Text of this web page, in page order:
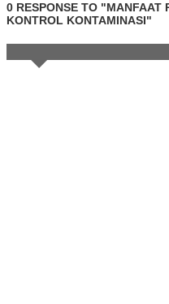
0 RESPONSE TO "MANFAAT
KONTROL KONTAMINASI"